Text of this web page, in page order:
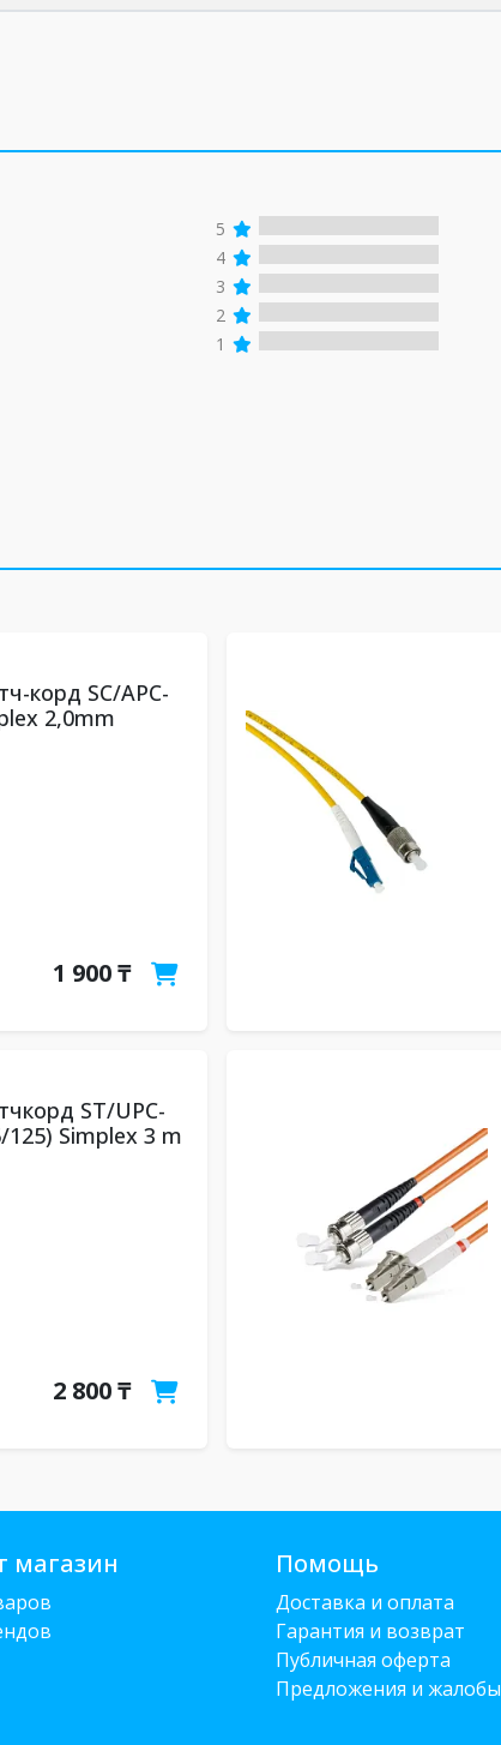
5
4
3
2
1
корд SC/APC-
2,0mm
1 900 ₸
ST/UPC-
125) Simplex 3 m
2 800 ₸
магазин Помощь
Доставка и оплата
Гарантия и возврат
Публичная оферта
Предложения и жалобы